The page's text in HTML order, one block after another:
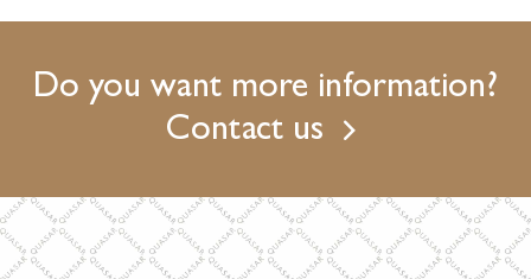
Do you want more information?
Contact us